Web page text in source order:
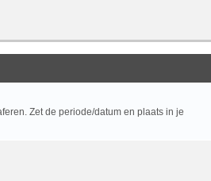
Zet de periode/datum en plaats in je